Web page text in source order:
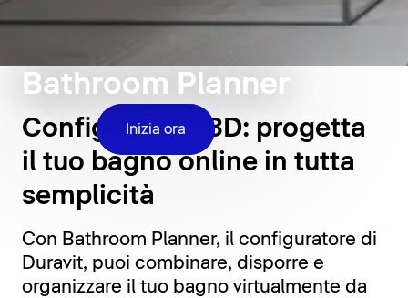
Bathroom Planner
Inizia ora
Configuratore 3D: progetta
il tuo bagno online in tutta
semplicità
Con Bathroom Planner, il configuratore di
Duravit, puoi combinare, disporre e
organizzare il tuo bagno virtualmente da